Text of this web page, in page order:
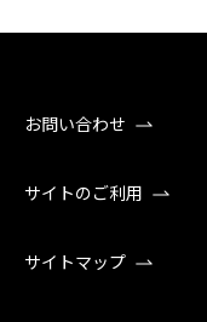
お問い合わせ
サイトのご利用
サイトマップ